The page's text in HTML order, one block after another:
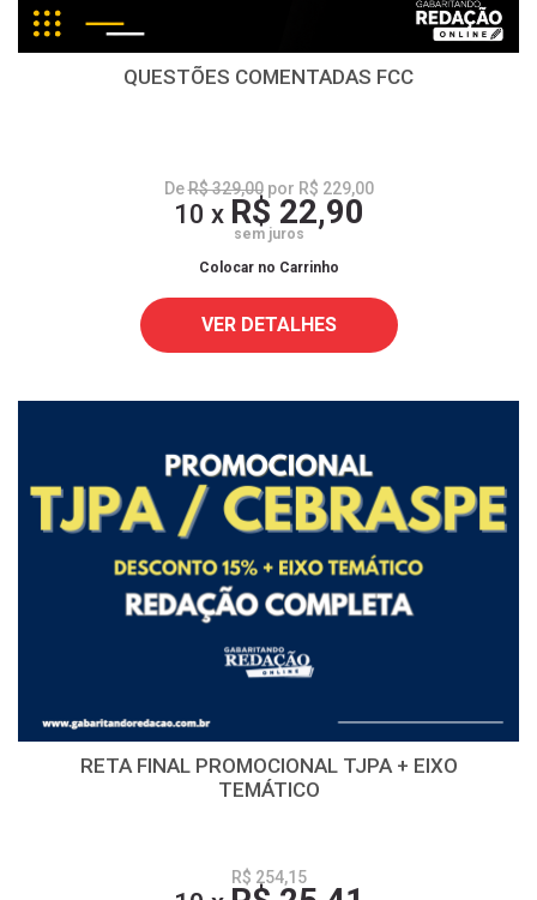
QUESTÕES COMENTADAS FCC
DeR$ 329,00por R$ 229,00
10 x R$ 22,90
sem juros
Colocar no Carrinho
VER DETALHES
RETA FINAL PROMOCIONAL TJPA + EIXO
TEMÁTICO
R$ 254,15